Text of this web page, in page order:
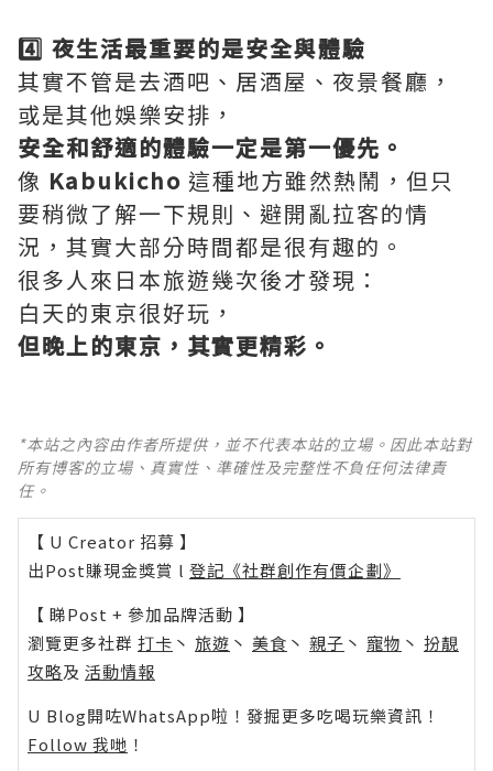
4️⃣ 夜生活最重要的是安全與體驗
其實不管是去酒吧、居酒屋、夜景餐廳，
或是其他娛樂安排，
安全和舒適的體驗一定是第一優先。
像 Kabukicho 這種地方雖然熱鬧，但只
要稍微了解一下規則、避開亂拉客的情
況，其實大部分時間都是很有趣的。
很多人來日本旅遊幾次後才發現：
白天的東京很好玩，
但晚上的東京，其實更精彩。
*本站之內容由作者所提供，並不代表本站的立場。因此本站對
所有博客的立場、真實性、準確性及完整性不負任何法律責
任。
【 U Creator 招募 】
出Post賺現金獎賞 l 登記《社群創作有價企劃》
【 睇Post + 參加品牌活動 】
瀏覽更多社群 打卡 丶 旅遊 丶 美食 丶 親子 丶 寵物 丶 扮靚
攻略及 活動情報
U Blog開咗WhatsApp啦！發掘更多吃喝玩樂資訊！
Follow 我哋 ！